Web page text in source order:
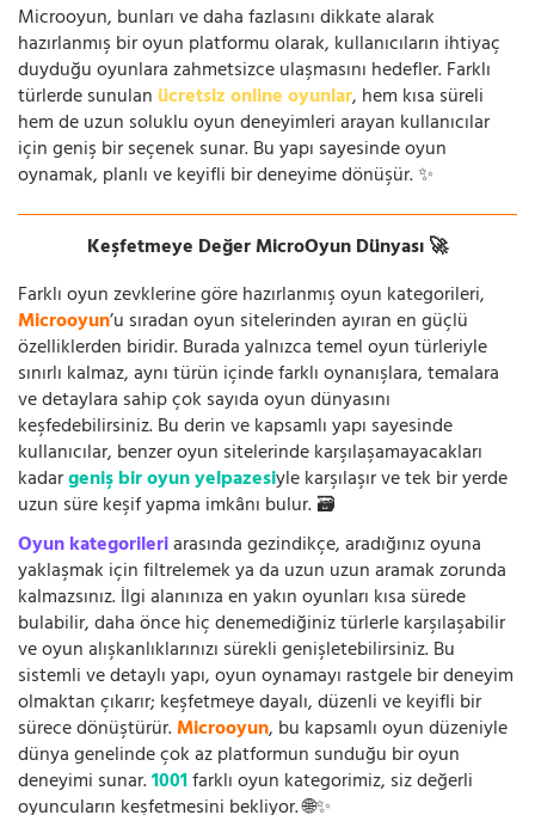
Microoyun, bunları ve daha fazlasını dikkate alarak
hazırlanmış bir oyun platformu olarak, kullanıcıların ihtiyaç
duyduğu oyunlara zahmetsizce ulaşmasını hedefler. Farklı
türlerde sunulan ücretsiz online oyunlar, hem kısa süreli
hem de uzun soluklu oyun deneyimleri arayan kullanıcılar
için geniş bir seçenek sunar. Bu yapı sayesinde oyun
oynamak, planlı ve keyifli bir deneyime dönüşür. ✨
Keşfetmeye Değer MicroOyun Dünyası 🚀
Farklı oyun zevklerine göre hazırlanmış oyun kategorileri,
Microoyun’u sıradan oyun sitelerinden ayıran en güçlü
özelliklerden biridir. Burada yalnızca temel oyun türleriyle
sınırlı kalmaz, aynı türün içinde farklı oynanışlara, temalara
ve detaylara sahip çok sayıda oyun dünyasını
keşfedebilirsiniz. Bu derin ve kapsamlı yapı sayesinde
kullanıcılar, benzer oyun sitelerinde karşılaşamayacakları
kadargeniş bir oyun yelpazesiyle karşılaşır ve tek bir yerde
uzun süre keşif yapma imkânı bulur. 🗃️
Oyun kategorileriarasında gezindikçe, aradığınız oyuna
yaklaşmak için filtrelemek ya da uzun uzun aramak zorunda
kalmazsınız. İlgi alanınıza en yakın oyunları kısa sürede
bulabilir, daha önce hiç denemediğiniz türlerle karşılaşabilir
ve oyun alışkanlıklarınızı sürekli genişletebilirsiniz. Bu
sistemli ve detaylı yapı, oyun oynamayı rastgele bir deneyim
olmaktan çıkarır; keşfetmeye dayalı, düzenli ve keyifli bir
sürece dönüştürür.Microoyun, bu kapsamlı oyun düzeniyle
dünya genelinde çok az platformun sunduğu bir oyun
deneyimi sunar.1001farklı oyun kategorimiz, siz değerli